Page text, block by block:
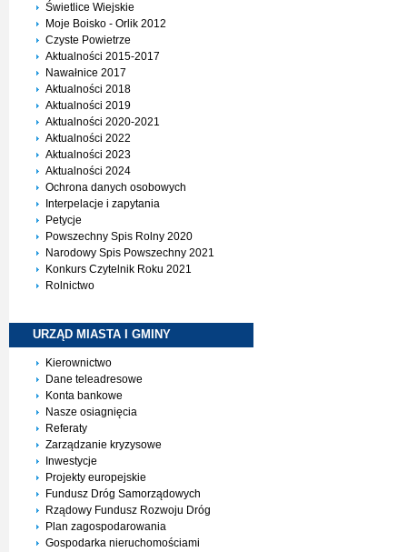
Świetlice Wiejskie
Moje Boisko - Orlik 2012
Czyste Powietrze
Aktualności 2015-2017
Nawałnice 2017
Aktualności 2018
Aktualności 2019
Aktualności 2020-2021
Aktualności 2022
Aktualności 2023
Aktualności 2024
Ochrona danych osobowych
Interpelacje i zapytania
Petycje
Powszechny Spis Rolny 2020
Narodowy Spis Powszechny 2021
Konkurs Czytelnik Roku 2021
Rolnictwo
URZĄD MIASTA I GMINY
Kierownictwo
Dane teleadresowe
Konta bankowe
Nasze osiagnięcia
Referaty
Zarządzanie kryzysowe
Inwestycje
Projekty europejskie
Fundusz Dróg Samorządowych
Rządowy Fundusz Rozwoju Dróg
Plan zagospodarowania
Gospodarka nieruchomościami